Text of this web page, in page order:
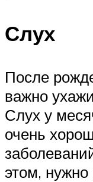
Слух
После
важно
Слух у
очень
этом, нужно